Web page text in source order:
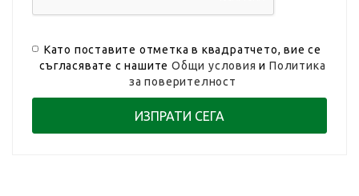
Като поставите отметка в квадратчето, вие се
съгласявате с нашитеОбщи условия иПолитика
за поверителност